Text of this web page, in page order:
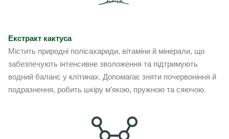
Екстракт кактуса
Містить природні полісахариди, вітаміни й мінерали, що
забезпечують інтенсивне зволоження та підтримують
водний баланс у клітинах. Допомагає зняти почервоніння й
подразнення, робить шкіру м’якою, пружною та сяючою.